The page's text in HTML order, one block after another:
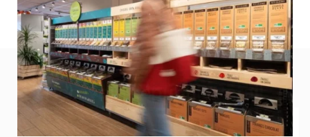
Recevoir Républik Retail